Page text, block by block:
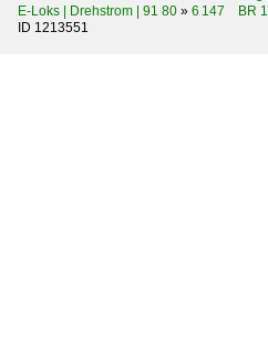
E-Loks | Drehstrom | 91 80 » 6 147 BR
ID 1213551